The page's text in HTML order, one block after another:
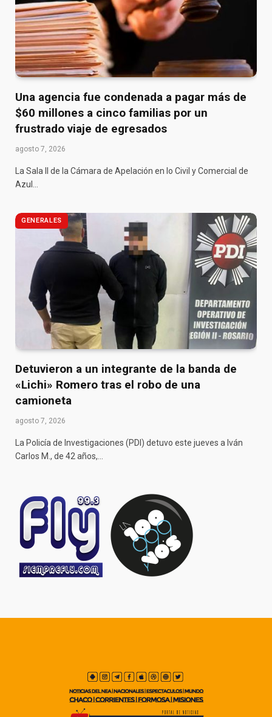
Una agencia fue condenada a pagar más de
$60 millones a cinco familias por un
frustrado viaje de egresados
agosto 7, 2026
La Sala II de la Cámara de Apelación en lo Civil y Comercial de
Azul…
GENERALES
Detuvieron a un integrante de la banda de
«Lichi» Romero tras el robo de una
camioneta
agosto 7, 2026
La Policía de Investigaciones (PDI) detuvo este jueves a Iván
Carlos M., de 42 años,…